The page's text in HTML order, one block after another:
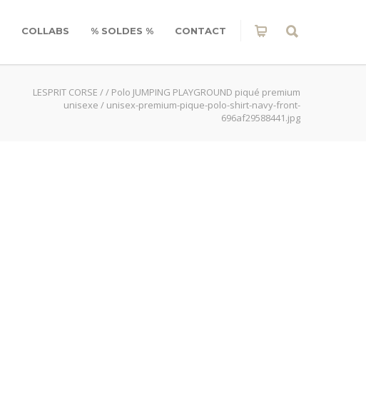
COLLABS % SOLDES % CONTACT
LESPRIT CORSE // Polo JUMPING PLAYGROUND piqué premium
unisexe / unisex-premium-pique-polo-shirt-navy-front-
696af29588441.jpg